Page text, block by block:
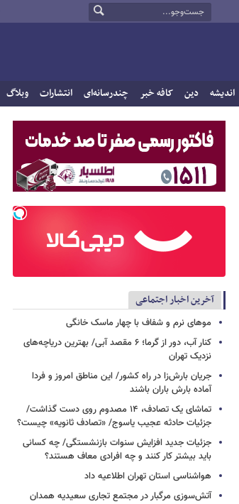
اندیشه دین کافه خبر چندرسانه‌ای انتشارات وبلاگ
آخرین اخبار اجتماعی
موهای نرم و شفاف با چهار ماسک خانگی
کنار آب، دور از گرما؛ ۶ مقصد آبی/ بهترین دریاچه‌های
نزدیک تهران
جریان بارش‌زا در راه کشور/ این مناطق امروز و فردا
آماده بارش باران باشند
تماشای یک تصادف، ۱۴ مصدوم روی دست گذاشت/
جزئیات حادثه عجیب یاسوج/ «تصادف ثانویه» چیست؟
جزئیات جدید افزایش سنوات بازنشستگی/ چه کسانی
باید بیشتر کار کنند و چه افرادی معاف هستند؟
هواشناسی استان تهران اطلاعیه داد
آتش‌سوزی مرگبار در مجتمع تجاری سعیدیه همدان